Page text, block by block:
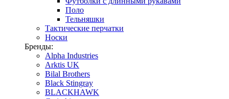
Поло
Тельняшки
Тактические перчатки
Носки
Бренды:
Alpha Industries
Arktis UK
Bilal Brothers
Black Stingray
BLACKHAWK